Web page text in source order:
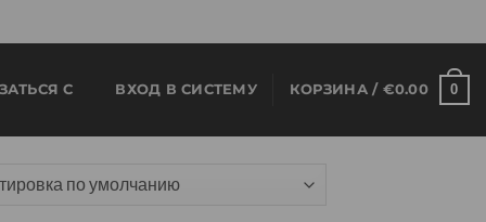
С ВХОД В СИСТЕМУ КОРЗИНА / €0.00 0